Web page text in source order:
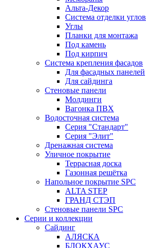
Альта-Декор
Система отделки углов
Углы
Планки для монтажа
Под камень
Под кирпич
Система крепления фасадов
Для фасадных панелей
Для сайдинга
Стеновые панели
Молдинги
Вагонка ПВХ
Водосточная система
Серия "Стандарт"
Серия "Элит"
Дренажная система
Уличное покрытие
Террасная доска
Газонная решётка
Напольное покрытие SPC
ALTA STEP
ГРАНД СТЭП
Стеновые панели SPC
Серии и коллекции
Сайдинг
АЛЯСКА
БЛОКХАУС